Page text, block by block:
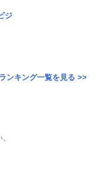
ジ
ンキング一覧を見る >>